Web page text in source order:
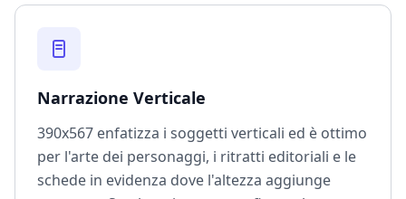
Narrazione Verticale
390x567 enfatizza i soggetti verticali ed è ottimo
per l'arte dei personaggi, i ritratti editoriali e le
schede in evidenza dove l'altezza aggiunge